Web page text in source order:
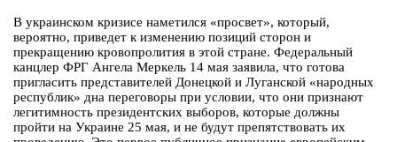
В украинском кризисе наметился «просвет», который,
вероятно, приведет к изменению позиций сторон и
прекращению кровопролития в этой стране. Федеральный
канцлер ФРГ Ангела Меркель 14 мая заявила, что готова
пригласить представителей Донецкой и Луганской «народных
республик» дна переговоры при условии, что они признают
легитимность президентских выборов, которые должны
пройти на Украине 25 мая, и не будут препятствовать их